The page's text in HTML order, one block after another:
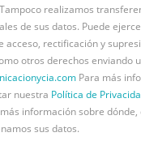
realizamos
de sus datos. Puede
acceso, rectificación y
otros derechos enviando
Para más
nuestra Política de
información sobre dónde,
sus datos.